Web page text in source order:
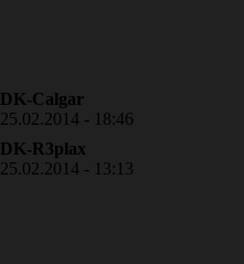
DK-Calgar
25.02.2014 - 18:46
DK-R3plax
25.02.2014 - 13:13